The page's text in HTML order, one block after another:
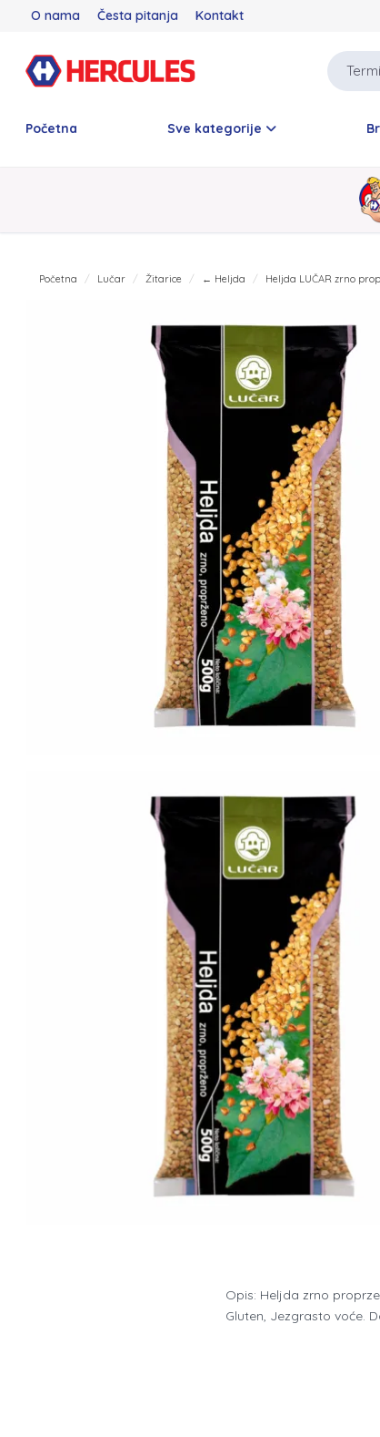
O nama Česta pitanja Kontakt
Početna Sve kategorije
Početna Lučar Žitarice ← Heljda Heljda LUČAR zrno
Opis: Heljda zrno
Gluten, Jezgrasto voće.